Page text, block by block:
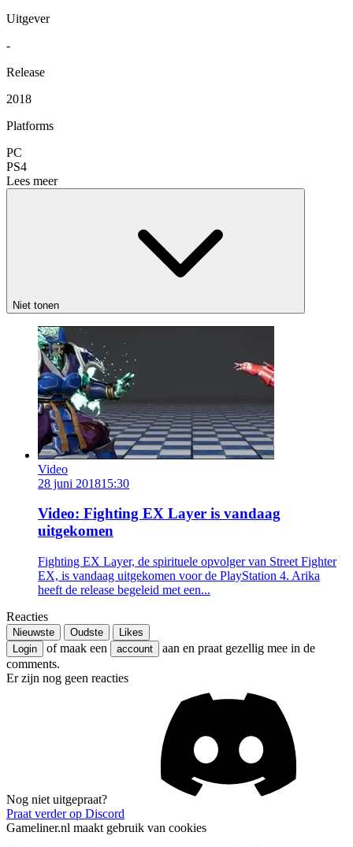
Uitgever
-
Release
2018
Platforms
PC
PS4
Lees meer
Niet tonen
Video
28 juni 201815:30
Video: Fighting EX Layer is vandaag
uitgekomen
Fighting EX Layer, de spirituele opvolger van Street Fighter
EX, is vandaag uitgekomen voor de PlayStation 4. Arika
heeft de release begeleid met een...
Reacties
Nieuwste Oudste
Likes
Login
of maak een account
aan en praat gezellig mee in de
comments.
Er zijn nog geen reacties
Nog niet uitgepraat?
Praat verder op Discord
Gameliner.nl maakt gebruik van cookies